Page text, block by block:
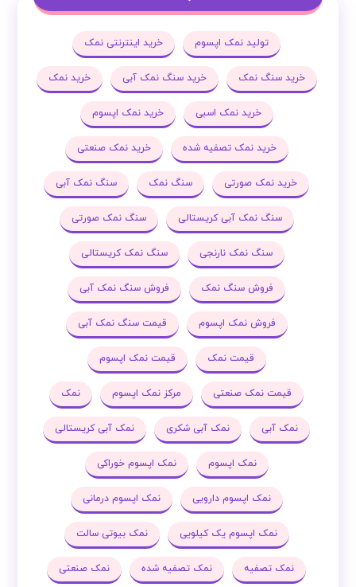
تولید نمک اپسوم خرید اینترنتی نمک
خرید سنگ نمک خرید سنگ نمک آبی خرید نمک
خرید نمک اسبی خرید نمک اپسوم
خرید نمک تصفیه شده خرید نمک صنعتی
خرید نمک صورتی سنگ نمک سنگ نمک آبی
سنگ نمک آبی کریستالی سنگ نمک صورتی
سنگ نمک نارنجی سنگ نمک کریستالی
فروش سنگ نمک فروش سنگ نمک آبی
فروش نمک اپسوم قیمت سنگ نمک آبی
قیمت نمک قیمت نمک اپسوم
قیمت نمک صنعتی مرکز نمک اپسوم نمک
نمک آبی نمک آبی شکری نمک آبی کریستالی
نمک اپسوم نمک اپسوم خوراکی
نمک اپسوم دارویی نمک اپسوم درمانی
نمک اپسوم یک کیلویی نمک بیوتی سالت
نمک تصفیه نمک تصفیه شده نمک صنعتی